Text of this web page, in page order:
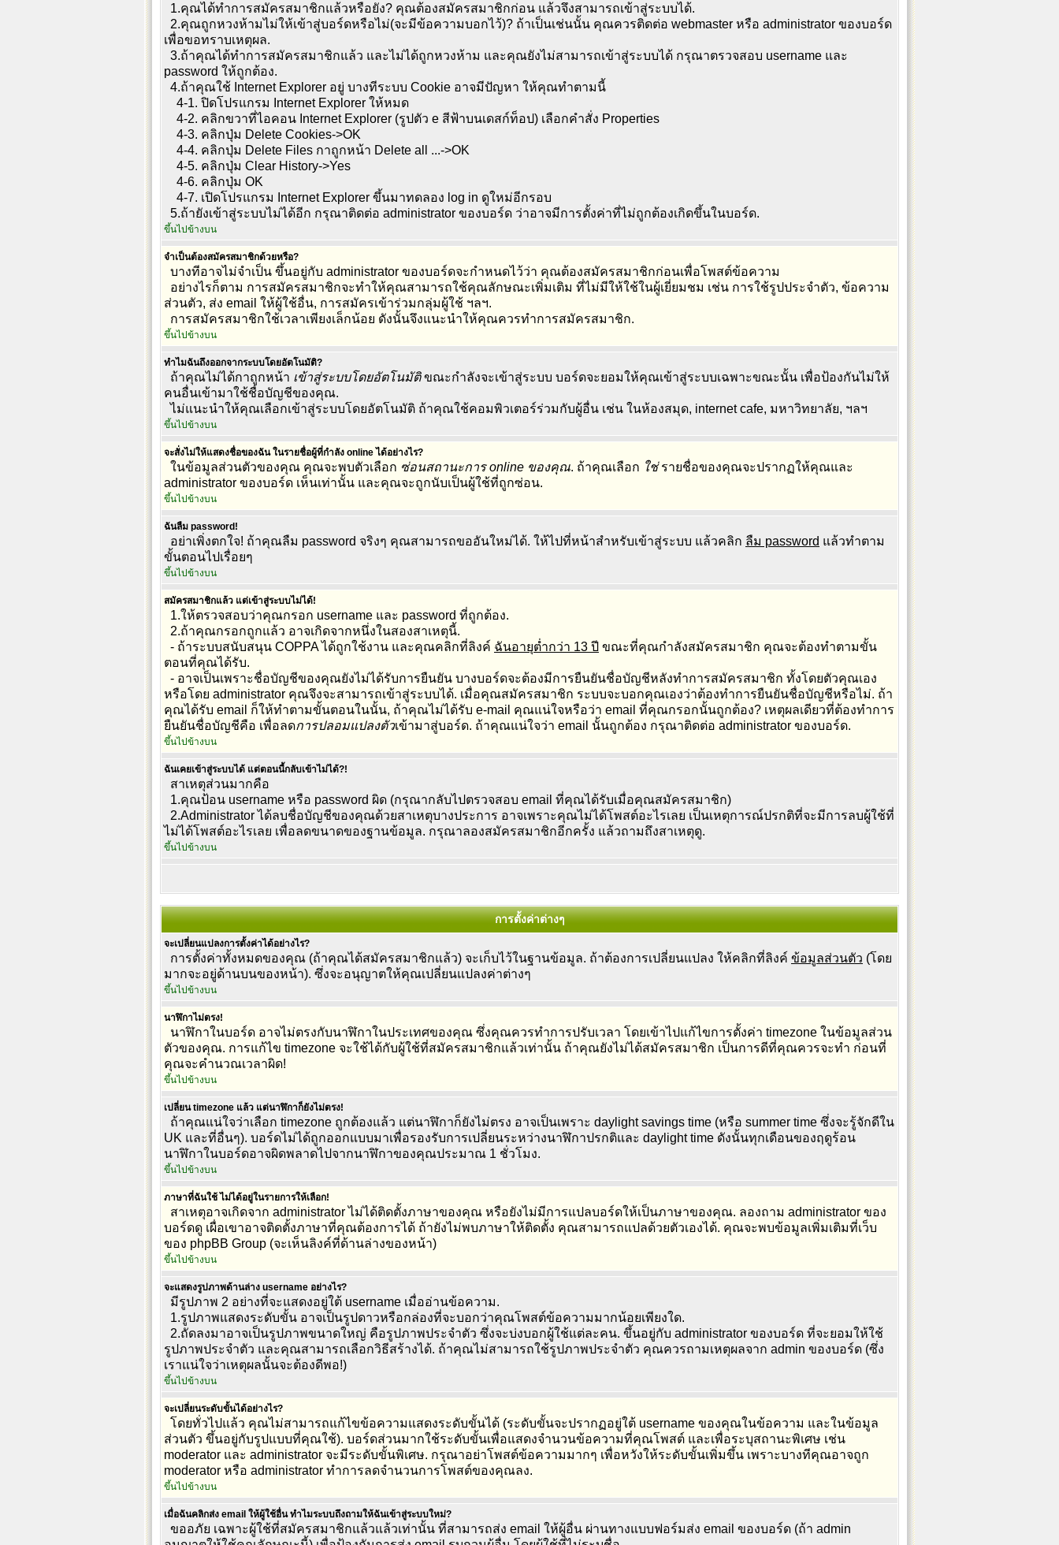
1.คุณได้ทำการสมัครสมาชิกแล้วหรือยัง? คุณต้องสมัครสมาชิกก่อน แล้วจึงสามารถเข้าสู่ระบบได้.
2.คุณถูกหวงห้ามไม่ให้เข้าสู่บอร์ดหรือไม่(จะมีข้อความบอกไว้)? ถ้าเป็นเช่นนั้น คุณควรติดต่อ webmaster หรือ administrator ของบอร์ด
เพื่อขอทราบเหตุผล.
3.ถ้าคุณได้ทำการสมัครสมาชิกแล้ว และไม่ได้ถูกหวงห้าม และคุณยังไม่สามารถเข้าสู่ระบบได้ กรุณาตรวจสอบ username และ
password ให้ถูกต้อง.
4.ถ้าคุณใช้ Internet Explorer อยู่ บางทีระบบ Cookie อาจมีปัญหา ให้คุณทำตามนี้
4-1. ปิดโปรแกรม Internet Explorer ให้หมด
4-2. คลิกขวาที่ไอคอน Internet Explorer (รูปตัว e สีฟ้าบนเดสก์ท็อป) เลือกคำสั่ง Properties
4-3. คลิกปุ่ม Delete Cookies->OK
4-4. คลิกปุ่ม Delete Files กาถูกหน้า Delete all ...->OK
4-5. คลิกปุ่ม Clear History->Yes
4-6. คลิกปุ่ม OK
4-7. เปิดโปรแกรม Internet Explorer ขึ้นมาทดลอง log in ดูใหม่อีกรอบ
5.ถ้ายังเข้าสู่ระบบไม่ได้อีก กรุณาติดต่อ administrator ของบอร์ด ว่าอาจมีการตั้งค่าที่ไม่ถูกต้องเกิดขึ้นในบอร์ด.
ขึ้นไปข้างบน
จำเป็นต้องสมัครสมาชิกด้วยหรือ?
บางทีอาจไม่จำเป็น ขึ้นอยู่กับ administrator ของบอร์ดจะกำหนดไว้ว่า คุณต้องสมัครสมาชิกก่อนเพื่อโพสต์ข้อความ
อย่างไรก็ตาม การสมัครสมาชิกจะทำให้คุณสามารถใช้คุณลักษณะเพิ่มเติม ที่ไม่มีให้ใช้ในผู้เยี่ยมชม เช่น การใช้รูปประจำตัว, ข้อความ
ส่วนตัว, ส่ง email ให้ผู้ใช้อื่น, การสมัครเข้าร่วมกลุ่มผู้ใช้ ฯลฯ.
การสมัครสมาชิกใช้เวลาเพียงเล็กน้อย ดังนั้นจึงแนะนำให้คุณควรทำการสมัครสมาชิก.
ขึ้นไปข้างบน
ทำไมฉันถึงออกจากระบบโดยอัตโนมัติ?
ถ้าคุณไม่ได้กาถูกหน้า เข้าสู่ระบบโดยอัตโนมัติขณะกำลังจะเข้าสู่ระบบ บอร์ดจะยอมให้คุณเข้าสู่ระบบเฉพาะขณะนั้น เพื่อป้องกันไม่ให้
คนอื่นเข้ามาใช้ชื่อบัญชีของคุณ.
ไม่แนะนำให้คุณเลือกเข้าสู่ระบบโดยอัตโนมัติ ถ้าคุณใช้คอมพิวเตอร์ร่วมกับผู้อื่น เช่น ในห้องสมุด, internet cafe, มหาวิทยาลัย, ฯลฯ
ขึ้นไปข้างบน
จะสั่งไม่ให้แสดงชื่อของฉัน ในรายชื่อผู้ที่กำลัง online ได้อย่างไร?
ในข้อมูลส่วนตัวของคุณ คุณจะพบตัวเลือก ซ่อนสถานะการ online ของคุณ. ถ้าคุณเลือก ใช่รายชื่อของคุณจะปรากฏให้คุณและ
administrator ของบอร์ด เห็นเท่านั้น และคุณจะถูกนับเป็นผู้ใช้ที่ถูกซ่อน.
ขึ้นไปข้างบน
ฉันลืม password!
อย่าเพิ่งตกใจ! ถ้าคุณลืม password จริงๆ คุณสามารถขออันใหม่ได้. ให้ไปที่หน้าสำหรับเข้าสู่ระบบ แล้วคลิก ลืม password แล้วทำตาม
ขั้นตอนไปเรื่อยๆ
ขึ้นไปข้างบน
สมัครสมาชิกแล้ว แต่เข้าสู่ระบบไม่ได้!
1.ให้ตรวจสอบว่าคุณกรอก username และ password ที่ถูกต้อง.
2.ถ้าคุณกรอกถูกแล้ว อาจเกิดจากหนึ่งในสองสาเหตุนี้.
- ถ้าระบบสนับสนุน COPPA ได้ถูกใช้งาน และคุณคลิกที่ลิงค์ ฉันอายุต่ำกว่า 13 ปี ขณะที่คุณกำลังสมัครสมาชิก คุณจะต้องทำตามขั้น
ตอนที่คุณได้รับ.
- อาจเป็นเพราะชื่อบัญชีของคุณยังไม่ได้รับการยืนยัน บางบอร์ดจะต้องมีการยืนยันชื่อบัญชีหลังทำการสมัครสมาชิก ทั้งโดยตัวคุณเอง
หรือโดย administrator คุณจึงจะสามารถเข้าสู่ระบบได้. เมื่อคุณสมัครสมาชิก ระบบจะบอกคุณเองว่าต้องทำการยืนยันชื่อบัญชีหรือไม่. ถ้า
คุณได้รับ email ก็ให้ทำตามขั้นตอนในนั้น, ถ้าคุณไม่ได้รับ e-mail คุณแน่ใจหรือว่า email ที่คุณกรอกนั้นถูกต้อง? เหตุผลเดียวที่ต้องทำการ
ยืนยันชื่อบัญชีคือ เพื่อลดการปลอมแปลงตัวเข้ามาสู่บอร์ด. ถ้าคุณแน่ใจว่า email นั้นถูกต้อง กรุณาติดต่อ administrator ของบอร์ด.
ขึ้นไปข้างบน
ฉันเคยเข้าสู่ระบบได้ แต่ตอนนี้กลับเข้าไม่ได้?!
สาเหตุส่วนมากคือ
1.คุณป้อน username หรือ password ผิด (กรุณากลับไปตรวจสอบ email ที่คุณได้รับเมื่อคุณสมัครสมาชิก)
2.Administrator ได้ลบชื่อบัญชีของคุณด้วยสาเหตุบางประการ อาจเพราะคุณไม่ได้โพสต์อะไรเลย เป็นเหตุการณ์ปรกติที่จะมีการลบผู้ใช้ที่
ไม่ได้โพสต์อะไรเลย เพื่อลดขนาดของฐานข้อมูล. กรุณาลองสมัครสมาชิกอีกครั้ง แล้วถามถึงสาเหตุดู.
ขึ้นไปข้างบน
การตั้งค่าต่างๆ
จะเปลี่ยนแปลงการตั้งค่าได้อย่างไร?
การตั้งค่าทั้งหมดของคุณ (ถ้าคุณได้สมัครสมาชิกแล้ว) จะเก็บไว้ในฐานข้อมูล. ถ้าต้องการเปลี่ยนแปลง ให้คลิกที่ลิงค์ ข้อมูลส่วนตัว (โดย
มากจะอยู่ด้านบนของหน้า). ซึ่งจะอนุญาตให้คุณเปลี่ยนแปลงค่าต่างๆ
ขึ้นไปข้างบน
นาฬิกาไม่ตรง!
นาฬิกาในบอร์ด อาจไม่ตรงกับนาฬิกาในประเทศของคุณ ซึ่งคุณควรทำการปรับเวลา โดยเข้าไปแก้ไขการตั้งค่า timezone ในข้อมูลส่วน
ตัวของคุณ. การแก้ไข timezone จะใช้ได้กับผู้ใช้ที่สมัครสมาชิกแล้วเท่านั้น ถ้าคุณยังไม่ได้สมัครสมาชิก เป็นการดีที่คุณควรจะทำ ก่อนที่
คุณจะคำนวณเวลาผิด!
ขึ้นไปข้างบน
เปลี่ยน timezone แล้ว แต่นาฬิกาก็ยังไม่ตรง!
ถ้าคุณแน่ใจว่าเลือก timezone ถูกต้องแล้ว แต่นาฬิกาก็ยังไม่ตรง อาจเป็นเพราะ daylight savings time (หรือ summer time ซึ่งจะรู้จักดีใน
UK และที่อื่นๆ). บอร์ดไม่ได้ถูกออกแบบมาเพื่อรองรับการเปลี่ยนระหว่างนาฬิกาปรกติและ daylight time ดังนั้นทุกเดือนของฤดูร้อน
นาฬิกาในบอร์ดอาจผิดพลาดไปจากนาฬิกาของคุณประมาณ 1 ชั่วโมง.
ขึ้นไปข้างบน
ภาษาที่ฉันใช้ ไม่ได้อยู่ในรายการให้เลือก!
สาเหตุอาจเกิดจาก administrator ไม่ได้ติดตั้งภาษาของคุณ หรือยังไม่มีการแปลบอร์ดให้เป็นภาษาของคุณ. ลองถาม administrator ของ
บอร์ดดู เผื่อเขาอาจติดตั้งภาษาที่คุณต้องการได้ ถ้ายังไม่พบภาษาให้ติดตั้ง คุณสามารถแปลด้วยตัวเองได้. คุณจะพบข้อมูลเพิ่มเติมที่เว็บ
ของ phpBB Group (จะเห็นลิงค์ที่ด้านล่างของหน้า)
ขึ้นไปข้างบน
จะแสดงรูปภาพด้านล่าง username อย่างไร?
มีรูปภาพ 2 อย่างที่จะแสดงอยู่ใต้ username เมื่ออ่านข้อความ.
1.รูปภาพแสดงระดับขั้น อาจเป็นรูปดาวหรือกล่องที่จะบอกว่าคุณโพสต์ข้อความมากน้อยเพียงใด.
2.ถัดลงมาอาจเป็นรูปภาพขนาดใหญ่ คือรูปภาพประจำตัว ซึ่งจะบ่งบอกผู้ใช้แต่ละคน. ขึ้นอยู่กับ administrator ของบอร์ด ที่จะยอมให้ใช้
รูปภาพประจำตัว และคุณสามารถเลือกวิธีสร้างได้. ถ้าคุณไม่สามารถใช้รูปภาพประจำตัว คุณควรถามเหตุผลจาก admin ของบอร์ด (ซึ่ง
เราแน่ใจว่าเหตุผลนั้นจะต้องดีพอ!)
ขึ้นไปข้างบน
จะเปลี่ยนระดับขั้นได้อย่างไร?
โดยทั่วไปแล้ว คุณไม่สามารถแก้ไขข้อความแสดงระดับขั้นได้ (ระดับขั้นจะปรากฏอยู่ใต้ username ของคุณในข้อความ และในข้อมูล
ส่วนตัว ขึ้นอยู่กับรูปแบบที่คุณใช้). บอร์ดส่วนมากใช้ระดับขั้นเพื่อแสดงจำนวนข้อความที่คุณโพสต์ และเพื่อระบุสถานะพิเศษ เช่น
moderator และ administrator จะมีระดับขั้นพิเศษ. กรุณาอย่าโพสต์ข้อความมากๆ เพื่อหวังให้ระดับขั้นเพิ่มขึ้น เพราะบางทีคุณอาจถูก
moderator หรือ administrator ทำการลดจำนวนการโพสต์ของคุณลง.
ขึ้นไปข้างบน
เมื่อฉันคลิกส่ง email ให้ผู้ใช้อื่น ทำไมระบบถึงถามให้ฉันเข้าสู่ระบบใหม่?
ขออภัย เฉพาะผู้ใช้ที่สมัครสมาชิกแล้วแล้วเท่านั้น ที่สามารถส่ง email ให้ผู้อื่น ผ่านทางแบบฟอร์มส่ง email ของบอร์ด (ถ้า admin